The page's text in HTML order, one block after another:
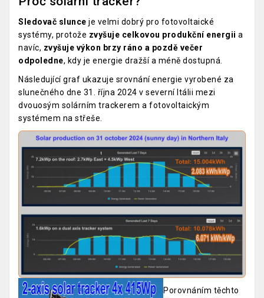
Sledovač slunce je velmi dobrý pro fotovoltaické
systémy, protože zvyšuje celkovou produkční energii a
navíc, zvyšuje výkon brzy ráno a pozdě večer
odpoledne, kdy je energie dražší a méně dostupná.
Následující graf ukazuje srovnání energie vyrobené za
slunečného dne 31. října 2024 v severní Itálii mezi
dvouosým solárním trackerem a fotovoltaickým
systémem na střeše.
Porovnáním těchto